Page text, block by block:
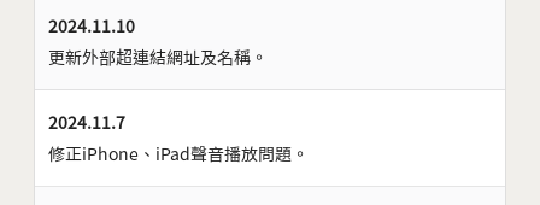
2024.11.10
更新外部超連結網址及名稱。
2024.11.7
修正iPhone、iPad聲音播放問題。